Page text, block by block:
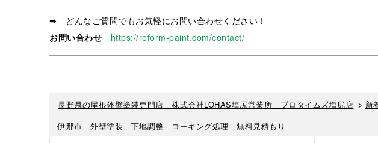
➡ どんなご質問でもお気軽にお問い合わせください！
お問い合わせ
https://reform-paint.com/contact/
長野県の屋根外壁塗装専門店 株式会社LOHAS塩尻営業所 プロタイムズ塩尻店 > 新
伊那市 外壁塗装 下地調整 コーキング処理 無料見積もり